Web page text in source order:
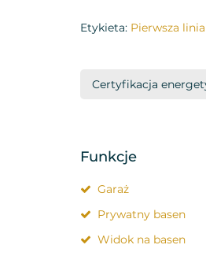
Etykieta: Pierwsza linia
Certyfikacja
Funkcje
Garaż
Prywatny basen
Widok na basen